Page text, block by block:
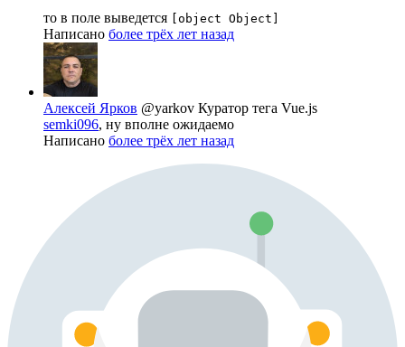
то в поле выведется [object Object]
Написано более трёх лет назад
Алексей Ярков @yarkov Куратор тега Vue.js
semki096, ну вполне ожидаемо
Написано более трёх лет назад